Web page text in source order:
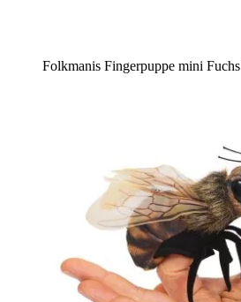
Folkmanis Fingerpuppe mini Fuchs